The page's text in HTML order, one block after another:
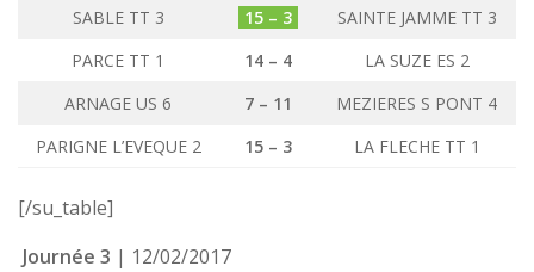
SABLE TT 3 15 – 3
SAINTE JAMME TT 3
PARCE TT 1
14 – 4
LA SUZE ES 2
ARNAGE US 6
7 – 11
MEZIERES S PONT 4
PARIGNE L’EVEQUE 2
15 – 3 LA FLECHE TT 1
[/su_table]
Journée 3 | 12/02/2017